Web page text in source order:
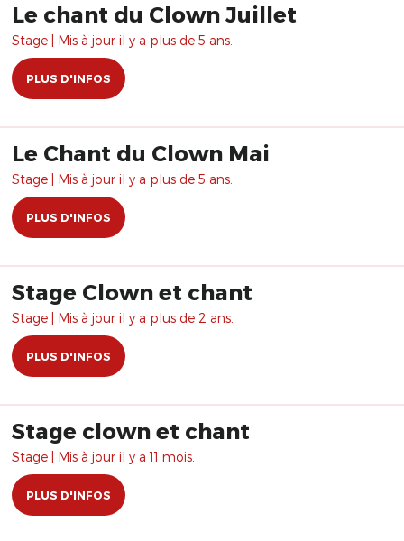
Le chant du Clown Juillet
Stage | Mis à jour il y a plus de 5 ans.
PLUS D'INFOS
Le Chant du Clown Mai
Stage | Mis à jour il y a plus de 5 ans.
PLUS D'INFOS
Stage Clown et chant
Stage | Mis à jour il y a plus de 2 ans.
PLUS D'INFOS
Stage clown et chant
Stage | Mis à jour il y a 11 mois.
PLUS D'INFOS